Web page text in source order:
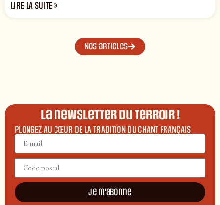
LIRE LA SUITE »
Nos articles
La newsletter du terroir !
PLONGEZ AU CŒUR DE LA TRADITION DU CHANT FRANÇAIS
Je m'abonne